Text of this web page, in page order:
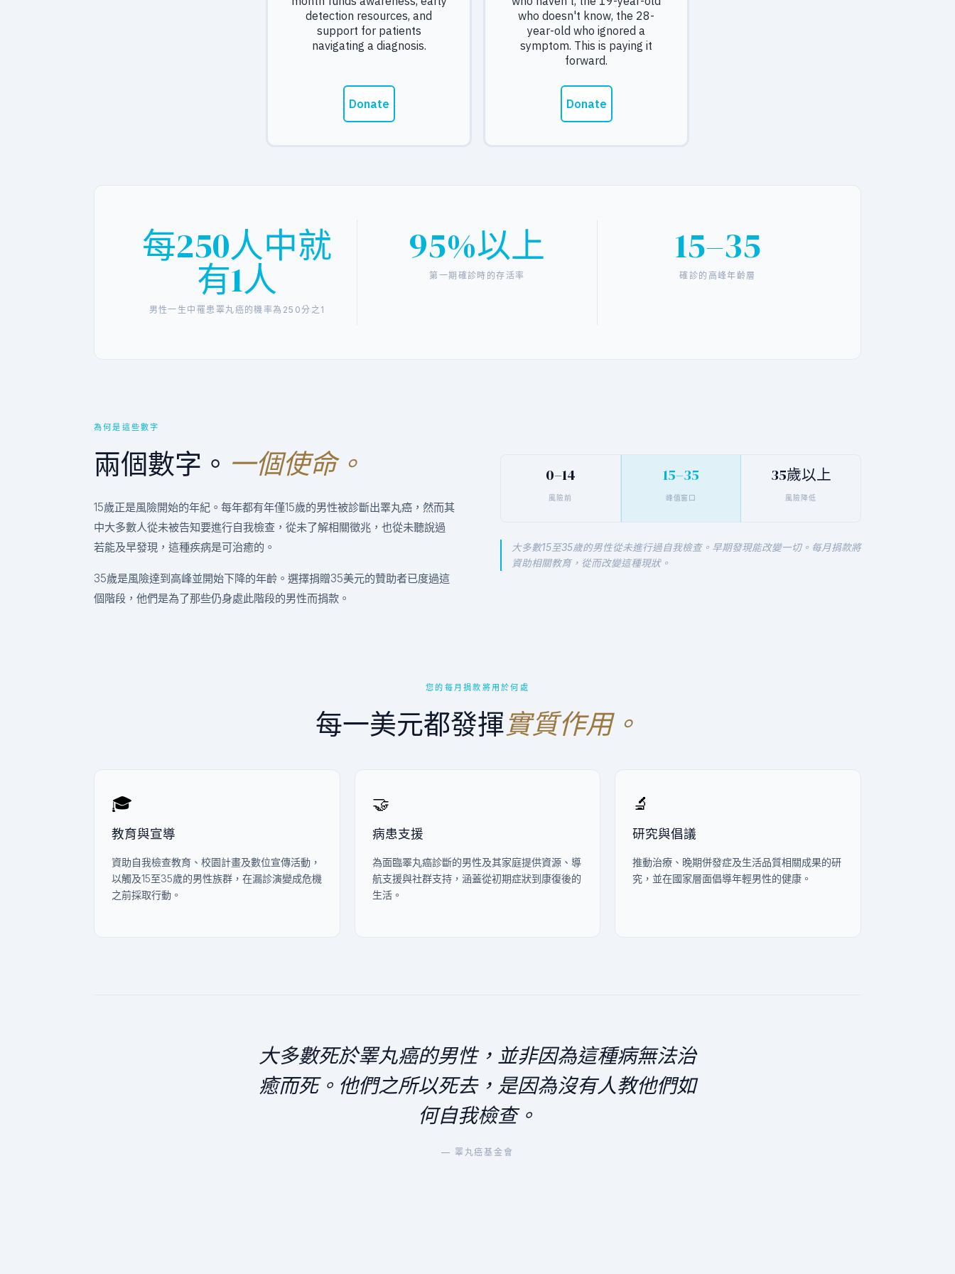
每250人中就
有1人
男性一生中罹患睪丸癌的機率為250分之1
95%以上
第一期確診時的存活率
15–35
確診的高峰年齡層
為何是這些數字
兩個數字。 一個使命。
15歲正是風險開始的年紀。每年都有年僅15歲的男性被診斷出睪丸癌，然而其
中大多數人從未被告知要進行自我檢查，從未了解相關徵兆，也從未聽說過
若能及早發現，這種疾病是可治癒的。
35歲是風險達到高峰並開始下降的年齡。選擇捐贈35美元的贊助者已度過這
個階段，他們是為了那些仍身處此階段的男性而捐款。
0–14
風險前
15–35
峰值窗口
35歲以上
風險降低
大多數15至35歲的男性從未進行過自我檢查。早期發現能改變一切。每月捐款將
資助相關教育，從而改變這種現狀。
您的每月捐款將用於何處
每一美元都發揮實質作用。
🎓
教育與宣導
資助自我檢查教育、校園計畫及數位宣傳活動，
以觸及15至35歲的男性族群，在漏診演變成危機
之前採取行動。
🤝
病患支援
為面臨睪丸癌診斷的男性及其家庭提供資源、導
航支援與社群支持，涵蓋從初期症狀到康復後的
生活。
🔬
研究與倡議
推動治療、晚期併發症及生活品質相關成果的研
究，並在國家層面倡導年輕男性的健康。
大多數死於睪丸癌的男性，並非因為這種病無法治
癒而死。他們之所以死去，是因為沒有人教他們如
何自我檢查。
— 睪丸癌基金會